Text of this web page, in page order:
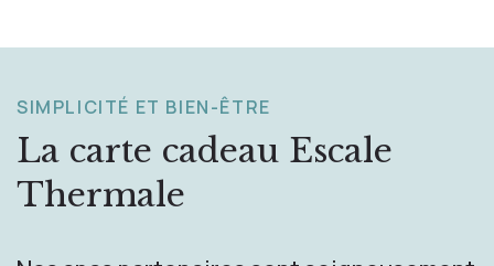
SIMPLICITÉ ET BIEN-ÊTRE
La carte cadeau Escale
Thermale